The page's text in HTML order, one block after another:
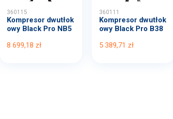
360115
Kompresor dwutłok
owy Black Pro NB5
8 699,18 zł
360111
Kompresor dwutłok
owy Black Pro B38
5 389,71 zł